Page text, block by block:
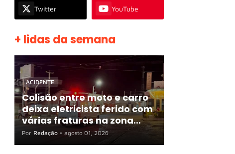
Twitter YouTube
+ lidas da semana
ACIDENTE
Colisão entre moto e carro
deixa eletricista ferido com
várias fraturas na zona
rural de Apodi
Por Redação • agosto 01, 2026